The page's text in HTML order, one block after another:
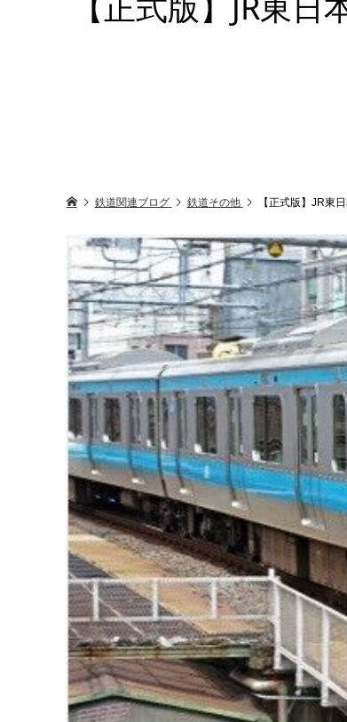
鉄道関連ブログ 鉄道その他 【正式版】JR東